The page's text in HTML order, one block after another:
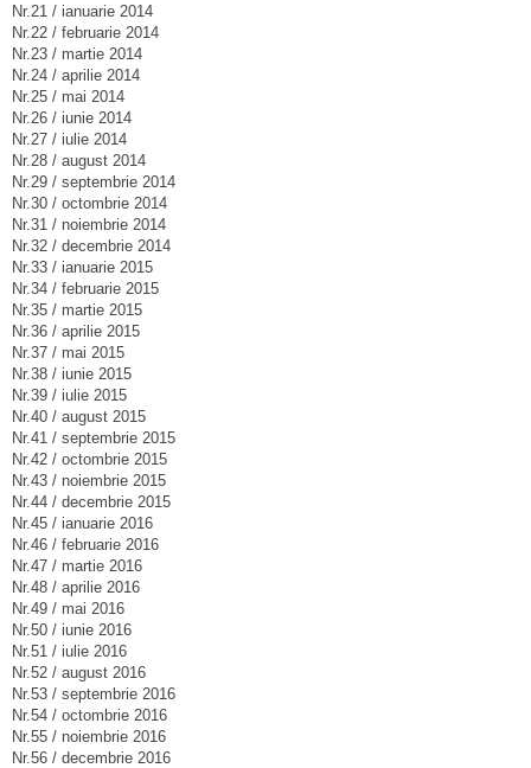
Nr.21 / ianuarie 2014
Nr.22 / februarie 2014
Nr.23 / martie 2014
Nr.24 / aprilie 2014
Nr.25 / mai 2014
Nr.26 / iunie 2014
Nr.27 / iulie 2014
Nr.28 / august 2014
Nr.29 / septembrie 2014
Nr.30 / octombrie 2014
Nr.31 / noiembrie 2014
Nr.32 / decembrie 2014
Nr.33 / ianuarie 2015
Nr.34 / februarie 2015
Nr.35 / martie 2015
Nr.36 / aprilie 2015
Nr.37 / mai 2015
Nr.38 / iunie 2015
Nr.39 / iulie 2015
Nr.40 / august 2015
Nr.41 / septembrie 2015
Nr.42 / octombrie 2015
Nr.43 / noiembrie 2015
Nr.44 / decembrie 2015
Nr.45 / ianuarie 2016
Nr.46 / februarie 2016
Nr.47 / martie 2016
Nr.48 / aprilie 2016
Nr.49 / mai 2016
Nr.50 / iunie 2016
Nr.51 / iulie 2016
Nr.52 / august 2016
Nr.53 / septembrie 2016
Nr.54 / octombrie 2016
Nr.55 / noiembrie 2016
Nr.56 / decembrie 2016